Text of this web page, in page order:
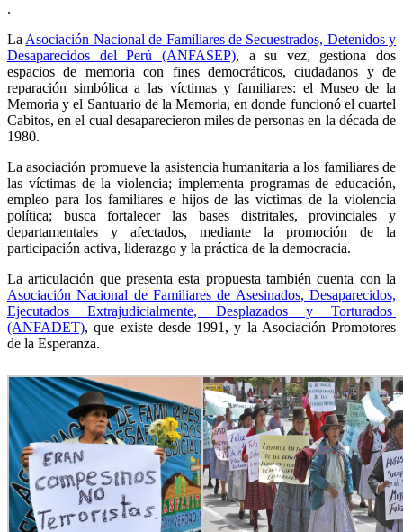
.
La Asociación Nacional de Familiares de Secuestrados, Detenidos y
Desaparecidos del Perú (ANFASEP), a su vez, gestiona dos
espacios de memoria con fines democráticos, ciudadanos y de
reparación simbólica a las víctimas y familiares: el Museo de la
Memoria y el Santuario de la Memoria, en donde funcionó el cuartel
Cabitos, en el cual desaparecieron miles de personas en la década de
1980.
La asociación promueve la asistencia humanitaria a los familiares de
las víctimas de la violencia; implementa programas de educación,
empleo para los familiares e hijos de las víctimas de la violencia
política; busca fortalecer las bases distritales, provinciales y
departamentales y afectados, mediante la promoción de la
participación activa, liderazgo y la práctica de la democracia.
La articulación que presenta esta propuesta también cuenta con la
Asociación Nacional de Familiares de Asesinados, Desaparecidos,
Ejecutados Extrajudicialmente, Desplazados y Torturados
(ANFADET), que existe desde 1991, y la Asociación Promotores
de la Esperanza.